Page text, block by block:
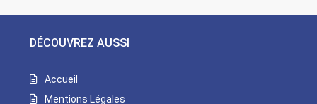
DÉCOUVREZ AUSSI
Accueil
Mentions Légales